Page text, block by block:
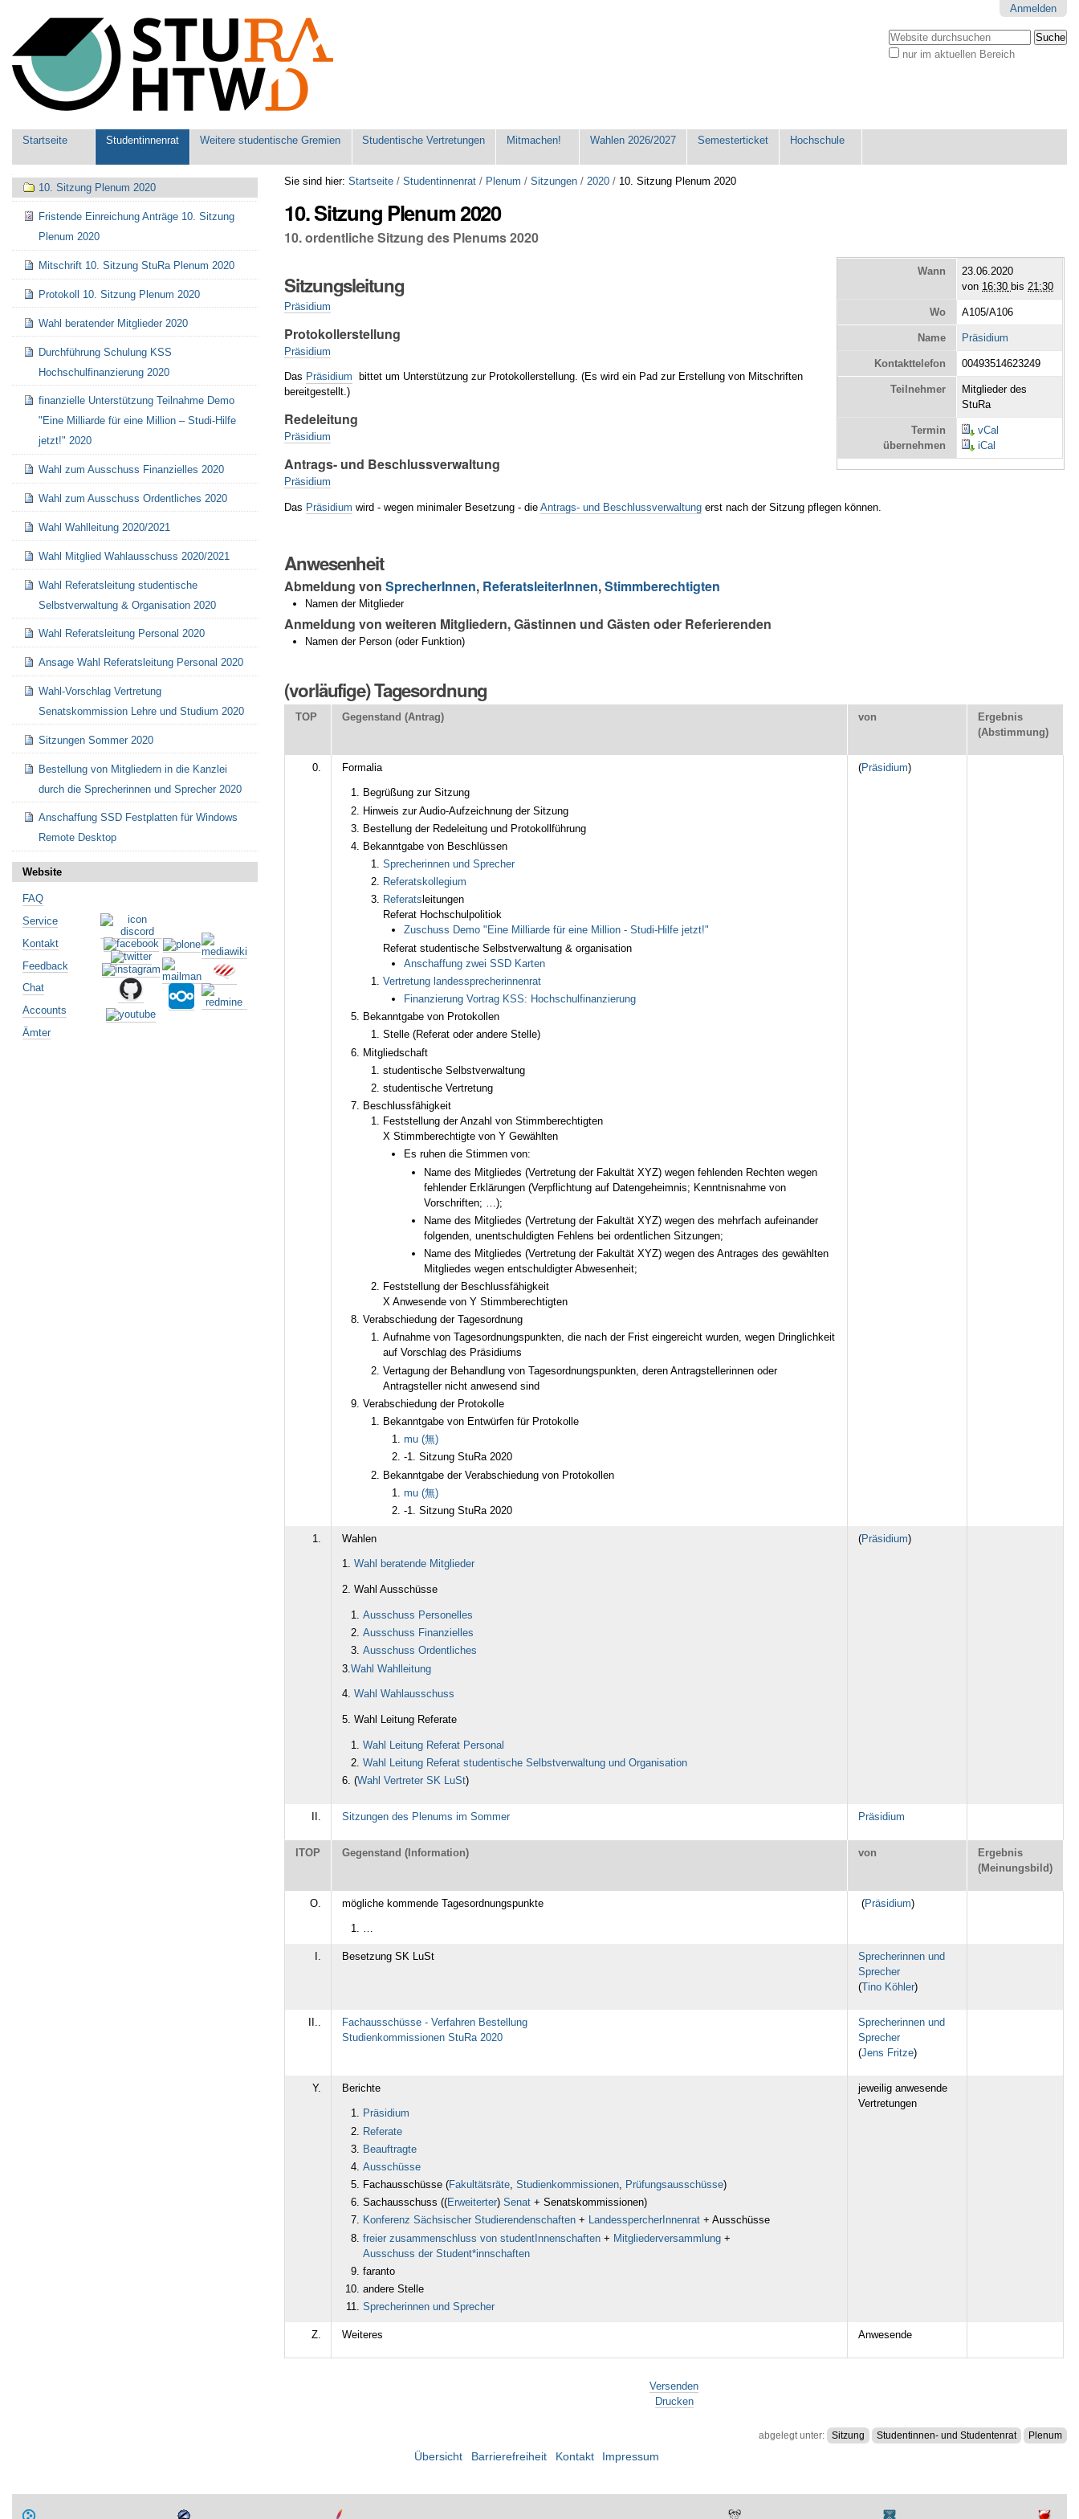
Werkzeuge
Anmelden
Website durchsuchen
nur im aktuellen Bereich
Sektionen
Startseite Studentinnenrat Weitere studentische Gremien Studentische Vertretungen Mitmachen! Wahlen 2026/2027 Semesterticket Hochschule
Sie sind hier: Startseite /Studentinnenrat / Plenum /Sitzungen /2020 / 10. Sitzung Plenum 2020
10. Sitzung Plenum 2020
10. ordentliche Sitzung des Plenums 2020
Wann
23.06.2020
von 16:30 bis 21:30
Wo A105/A106
Name Präsidium
Kontakttelefon 00493514623249
Teilnehmer
Mitglieder des
StuRa
Termin
übernehmen
vCal
iCal
Sitzungsleitung
Präsidium
Protokollerstellung
Präsidium
Das Präsidium bittet um Unterstützung zur Protokollerstellung. (Es wird ein Pad zur Erstellung von Mitschriften
bereitgestellt.)
Redeleitung
Präsidium
Antrags- und Beschlussverwaltung
Präsidium
Das Präsidium wird - wegen minimaler Besetzung - dieAntrags- und Beschlussverwaltung erst nach der Sitzung pflegen können.
Anwesenheit
Abmeldung vonSprecherInnen, ReferatsleiterInnen,Stimmberechtigten
Namen der Mitglieder
Anmeldung von weiteren Mitgliedern, Gästinnen und Gästen oder Referierenden
Namen der Person (oder Funktion)
(vorläufige) Tagesordnung
TOP Gegenstand (Antrag) von
Ergebnis
(Abstimmung)
0. Formalia
Begrüßung zur Sitzung
Hinweis zur Audio-Aufzeichnung der Sitzung
Bestellung der Redeleitung und Protokollführung
Bekanntgabe von Beschlüssen
Sprecherinnen und Sprecher
Referatskollegium
Referats leitungen
Referat Hochschulpolitiok
Zuschuss Demo "Eine Milliarde für eine Million - Studi-Hilfe jetzt!"
Referat studentische Selbstverwaltung & organisation
Anschaffung zwei SSD Karten
Vertretung landessprecherinnenrat
Finanzierung Vortrag KSS: Hochschulfinanzierung
Bekanntgabe von Protokollen
Stelle (Referat oder andere Stelle)
Mitgliedschaft
studentische Selbstverwaltung
studentische Vertretung
Beschlussfähigkeit
Feststellung der Anzahl von Stimmberechtigten
X Stimmberechtigte von Y Gewählten
Es ruhen die Stimmen von:
Name des Mitgliedes (Vertretung der Fakultät XYZ) wegen fehlenden Rechten wegen
fehlender Erklärungen (Verpflichtung auf Datengeheimnis; Kenntnisnahme von
Vorschriften; …);
Name des Mitgliedes (Vertretung der Fakultät XYZ) wegen des mehrfach aufeinander
folgenden, unentschuldigten Fehlens bei ordentlichen Sitzungen;
Name des Mitgliedes (Vertretung der Fakultät XYZ) wegen des Antrages des gewählten
Mitgliedes wegen entschuldigter Abwesenheit;
Feststellung der Beschlussfähigkeit
X Anwesende von Y Stimmberechtigten
Verabschiedung der Tagesordnung
Aufnahme von Tagesordnungspunkten, die nach der Frist eingereicht wurden, wegen Dringlichkeit
auf Vorschlag des Präsidiums
Vertagung der Behandlung von Tagesordnungspunkten, deren Antragstellerinnen oder
Antragsteller nicht anwesend sind
Verabschiedung der Protokolle
Bekanntgabe von Entwürfen für Protokolle
mu (無)
-1. Sitzung StuRa 2020
Bekanntgabe der Verabschiedung von Protokollen
mu (無)
-1. Sitzung StuRa 2020
(Präsidium)
1. Wahlen
1.Wahl beratende Mitglieder
2. Wahl Ausschüsse
Ausschuss Personelles
Ausschuss Finanzielles
Ausschuss Ordentliches
3.Wahl Wahlleitung
4.Wahl Wahlausschuss
5. Wahl Leitung Referate
Wahl Leitung Referat Personal
Wahl Leitung Referat studentische Selbstverwaltung und Organisation
6. (Wahl Vertreter SK LuSt)
(Präsidium)
II. Sitzungen des Plenums im Sommer Präsidium
ITOP Gegenstand (Information) von
Ergebnis
(Meinungsbild)
O. mögliche kommende Tagesordnungspunkte
…
(Präsidium)
I. Besetzung SK LuSt
Sprecherinnen und
Sprecher
(Tino Köhler)
II..
Fachausschüsse - Verfahren Bestellung
Studienkommissionen StuRa 2020
Sprecherinnen und
Sprecher
(Jens Fritze)
Y. Berichte
Präsidium
Referate
Beauftragte
Ausschüsse
Fachausschüsse (Fakultätsräte, Studienkommissionen, Prüfungsausschüsse)
Sachausschuss ((Erweiterter) Senat+ Senatskommissionen)
Konferenz Sächsischer Studierendenschaften+ LandesspercherInnenrat+ Ausschüsse
freier zusammenschluss von studentInnenschaften+ Mitgliederversammlung+
Ausschuss der Student*innschaften
faranto
andere Stelle
Sprecherinnen und Sprecher
jeweilig anwesende
Vertretungen
Z. Weiteres Anwesende
Versenden
Drucken
abgelegt unter: Sitzung Studentinnen- und Studentenrat Plenum
Navigation
10. Sitzung Plenum 2020
Fristende Einreichung Anträge 10. Sitzung
Plenum 2020
Mitschrift 10. Sitzung StuRa Plenum 2020
Protokoll 10. Sitzung Plenum 2020
Wahl beratender Mitglieder 2020
Durchführung Schulung KSS
Hochschulfinanzierung 2020
finanzielle Unterstützung Teilnahme Demo
"Eine Milliarde für eine Million – Studi-Hilfe
jetzt!" 2020
Wahl zum Ausschuss Finanzielles 2020
Wahl zum Ausschuss Ordentliches 2020
Wahl Wahlleitung 2020/2021
Wahl Mitglied Wahlausschuss 2020/2021
Wahl Referatsleitung studentische
Selbstverwaltung & Organisation 2020
Wahl Referatsleitung Personal 2020
Ansage Wahl Referatsleitung Personal 2020
Wahl-Vorschlag Vertretung
Senatskommission Lehre und Studium 2020
Sitzungen Sommer 2020
Bestellung von Mitgliedern in die Kanzlei
durch die Sprecherinnen und Sprecher 2020
Anschaffung SSD Festplatten für Windows
Remote Desktop
Website
FAQ
Service
Kontakt
Feedback
Chat
Accounts
Ämter
Übersicht Barrierefreiheit Kontakt Impressum